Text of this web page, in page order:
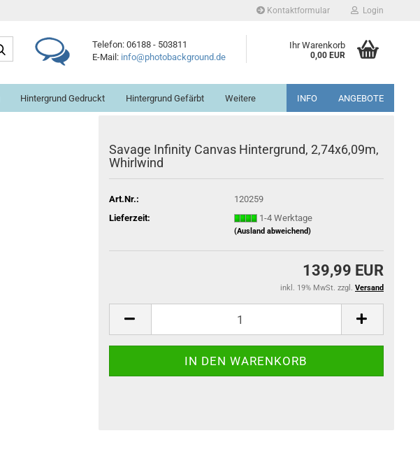
Kontaktformular Login
Suche...
Telefon: 06188 - 503811
E-Mail: info@photobackground.de
Ihr Warenkorb
0,00 EUR
Hintergrund Gedruckt Hintergrund Gefärbt INFO ANGEBOTE
Weitere
Savage Infinity Canvas Hintergrund, 2,74x6,09m,
Whirlwind
Art.Nr.:
120259
Lieferzeit:
1-4 Werktage
(Ausland abweichend)
139,99 EUR
inkl. 19% MwSt. zzgl. Versand